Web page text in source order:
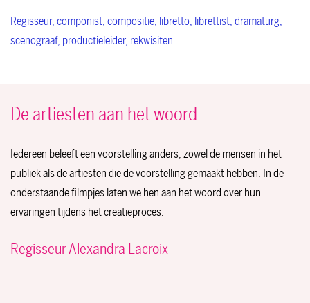
Regisseur, componist, compositie, libretto, librettist, dramaturg,
scenograaf, productieleider, rekwisiten
De artiesten aan het woord
Iedereen beleeft een voorstelling anders, zowel de mensen in het
publiek als de artiesten die de voorstelling gemaakt hebben. In de
onderstaande filmpjes laten we hen aan het woord over hun
ervaringen tijdens het creatieproces.
Regisseur Alexandra Lacroix